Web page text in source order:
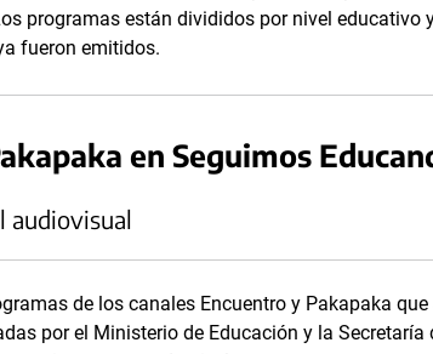
programas están divididos por nivel educativo
fueron emitidos.
en Seguimos
audiovisual
de los canales Encuentro y Pakapaka
por el Ministerio de Educación y la